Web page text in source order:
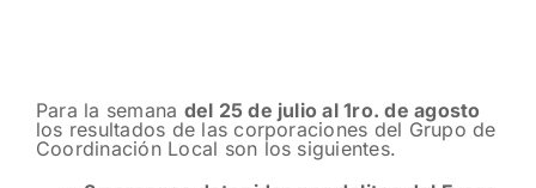
Para la semana del 25 de julio al 1ro. de agosto
los resultados de las corporaciones del Grupo de
Coordinación Local son los siguientes.